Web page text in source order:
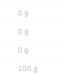
0 g
0 g
0 g
100 g